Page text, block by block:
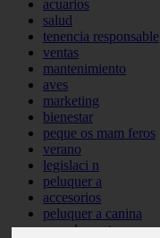
acuarios
salud
tenencia responsable
ventas
mantenimiento
aves
marketing
bienestar
peque os mam feros
verano
legislaci n
peluquer a
accesorios
peluquer a canina
complementos